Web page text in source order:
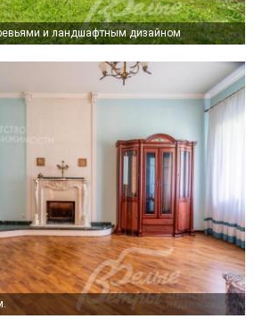
и ландшафтным дизайном